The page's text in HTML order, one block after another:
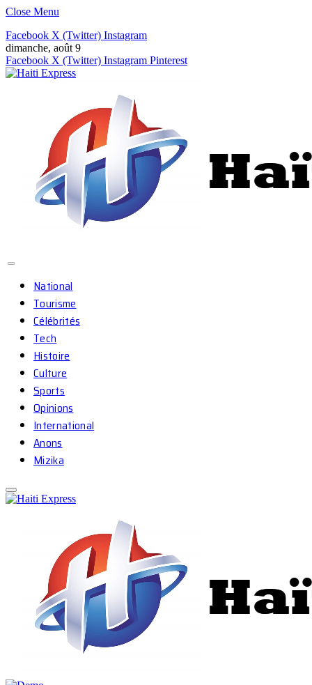
Close Menu
Facebook X (Twitter) Instagram
dimanche, août 9
Facebook X (Twitter) Instagram Pinterest
National
Tourisme
Célébrités
Tech
Histoire
Culture
Sports
Opinions
International
Anons
Mizika